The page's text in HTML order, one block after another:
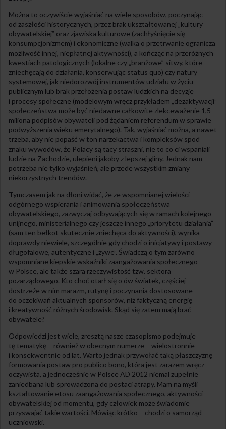
Można to oczywiście wyjaśniać na wiele sposobów, poczynając
od zaszłości historycznych, przez brak ukształtowanej „kultury
obywatelskiej” oraz zjawiska kulturowe (zachłyśnięcie się
konsumpcjonizmem) i ekonomiczne (walka o przetrwanie ogranicza
możliwość innej, niepłatnej aktywności), a kończąc na przeróżnych
kwestiach patologicznych (lokalne czy „branżowe” sitwy, które
zniechęcają do działania, konserwując status quo) czy natury
systemowej, jak niedorozwój instrumentów udziału w życiu
publicznym lub brak przełożenia postaw ludzkich na decyzje
i procesy społeczne (modelowym wręcz przykładem „dezaktywacji”
społeczeństwa może być niedawne całkowite zlekceważenie 1,5
miliona podpisów obywateli pod żądaniem referendum w sprawie
podwyższenia wieku emerytalnego). Tak, wyjaśniać można, a nawet
trzeba, aby nie popaść w ton narzekactwa i kompleksów spod
znaku wywodów, że Polacy są tacy straszni, nie to co ci wspaniali
ludzie na Zachodzie, ulepieni jakoby z lepszej gliny. Jednak nam
potrzeba nie tylko wyjaśnień, ale przede wszystkim zmiany
niekorzystnych trendów.
Tymczasem jak na dłoni widać, że ze wspomnianej wielości
odgórnego wspierania i animowania społeczeństwa
obywatelskiego, zazwyczaj odbywających się w ramach kolejnego
unijnego, ministerialnego czy jeszcze innego „priorytetu działania”
(sam ten bełkot skutecznie zniechęca do aktywności), wynika
doprawdy niewiele, szczególnie gdy chodzi o inicjatywy i postawy
długofalowe, autentyczne i „żywe”. Świadczą o tym zarówno
wspomniane kiepskie wskaźniki zaangażowania społecznego
w Polsce, ale także szara rzeczywistość tzw. sektora
pozarządowego. Kto choć otarł się o ów światek, częściej
dostrzeże w nim marazm, rutynę i poczynania dostosowane
do oczekiwań aktualnych sponsorów, niż faktyczną energię
i kreatywność różnych środowisk. Skąd się zatem mają brać
obywatele?
Odpowiedzi jest wiele, zresztą nasze czasopismo podejmuje
tę tematykę – również w obecnym numerze – wielostronnie
i konsekwentnie od lat. Warto jednak przywołać taką płaszczyznę
formowania postaw pro publico bono, która jest zarazem wręcz
oczywista, a jednocześnie w Polsce AD 2012 niemal zupełnie
zaniedbana lub sprowadzona do postaci atrapy. Mam na myśli
kształtowanie etosu zaangażowania społecznego, aktywności
obywatelskiej od momentu, gdy człowiek może świadomie
przyswajać takie wartości. Mówiąc krótko – chodzi o samorząd
uczniowski.